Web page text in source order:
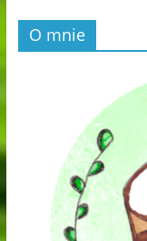
O mnie